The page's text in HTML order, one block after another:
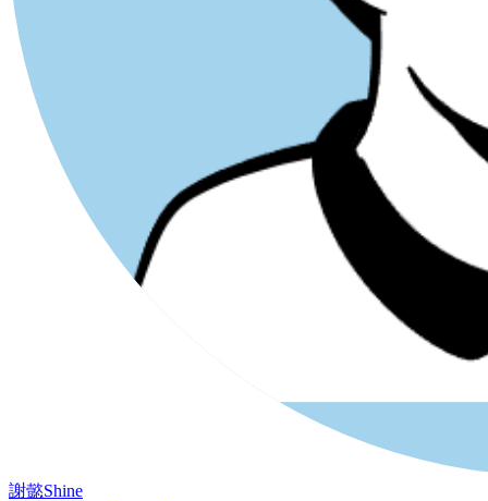
謝懿Shine